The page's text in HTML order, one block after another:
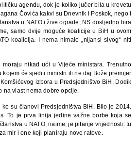
agendu, dok je koliko jučer bila u krevetu
Čovića kakvi su Dnevnik i Poskok, nego i
u NATO i žive ograde, NS dosljedno bira
samo dvije moguće koalicije u BiH u ovom
koalicija. I nema nimalo „nijansi sivog“ niti
nikad ući u Vijeće ministara. Trenutno
kojem će sjediti ministri ili ne daj Bože premijer
izbora u Predsjedništvo BiH, Dodik
na vlast nema dobre opcije.
su članovi Predsjedništva BiH. Bilo je 2014.
To je prva linija jedine važne borbe koja se
u NATO, naime, je pitanje vrijednosti: tu
mir i one koji planiraju nove ratove.